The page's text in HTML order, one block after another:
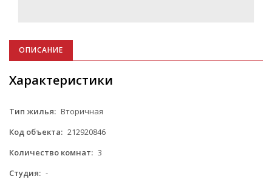
ОПИСАНИЕ
Характеристики
Тип жилья: Вторичная
Код объекта: 212920846
Количество комнат: 3
Студия: -